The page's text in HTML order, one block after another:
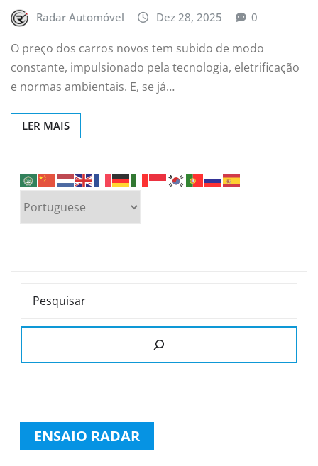
Radar Automóvel Dez 28, 2025 0
O preço dos carros novos tem subido de modo
constante, impulsionado pela tecnologia, eletrificação
e normas ambientais. E, se já…
LER MAIS
PESQUISAR
ENSAIO RADAR